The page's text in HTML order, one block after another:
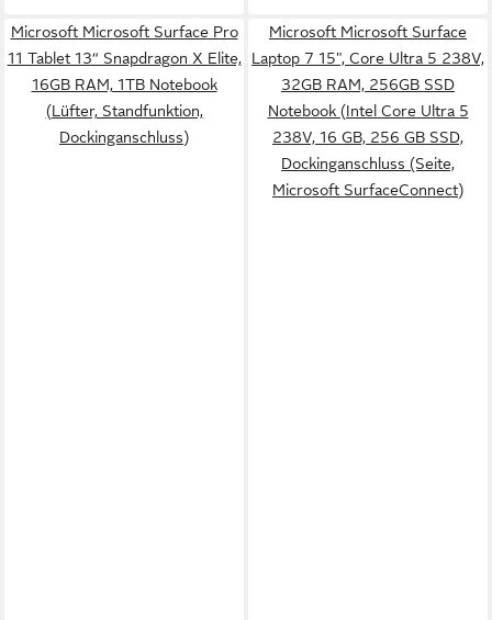
Microsoft Microsoft Surface Pro
11 Tablet 13“ Snapdragon X Elite,
16GB RAM, 1TB Notebook
(Lüfter, Standfunktion,
Dockinganschluss)
Microsoft Microsoft Surface
Laptop 7 15", Core Ultra 5 238V,
32GB RAM, 256GB SSD
Notebook (Intel Core Ultra 5
238V, 16 GB, 256 GB SSD,
Dockinganschluss (Seite,
Microsoft SurfaceConnect)